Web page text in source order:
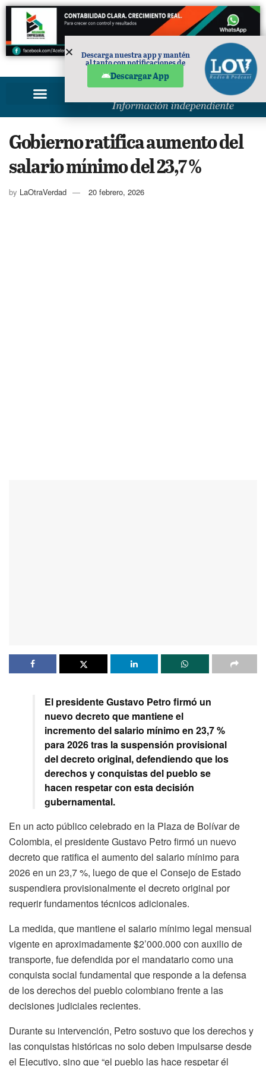
PUBLICIDAD
Gobierno ratifica aumento del
salario mínimo del 23,7 %
by LaOtraVerdad 20 febrero, 2026
El presidente Gustavo Petro firmó un
nuevo decreto que mantiene el
incremento del salario mínimo en 23,7 %
para 2026 tras la suspensión provisional
del decreto original, defendiendo que los
derechos y conquistas del pueblo se
hacen respetar con esta decisión
gubernamental.
En un acto público celebrado en la Plaza de Bolívar de
Colombia, el presidente Gustavo Petro firmó un nuevo
decreto que ratifica el aumento del salario mínimo para
2026 en un 23,7 %, luego de que el Consejo de Estado
suspendiera provisionalmente el decreto original por
requerir fundamentos técnicos adicionales.
La medida, que mantiene el salario mínimo legal mensual
vigente en aproximadamente $2’000.000 con auxilio de
transporte, fue defendida por el mandatario como una
conquista social fundamental que responde a la defensa
de los derechos del pueblo colombiano frente a las
decisiones judiciales recientes.
Durante su intervención, Petro sostuvo que los derechos y
las conquistas históricas no solo deben impulsarse desde
el Ejecutivo, sino que “el pueblo las hace respetar él
Descarga nuestra app y mantén
al tanto con notificaciones de
Descargar App